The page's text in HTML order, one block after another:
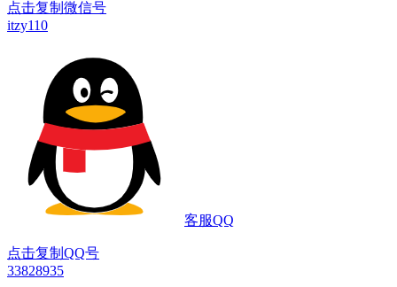
点击复制微信号
itzy110
客服QQ
点击复制QQ号
33828935